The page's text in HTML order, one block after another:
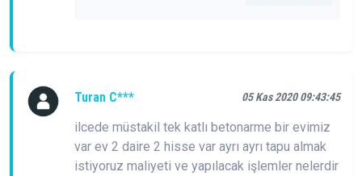
Turan C*** 05 Kas 2020 09:43:45
ilcede müstakil tek katlı betonarme bir evimiz
var ev 2 daire 2 hisse var ayrı ayrı tapu almak
istiyoruz maliyeti ve yapılacak işlemler nelerdir